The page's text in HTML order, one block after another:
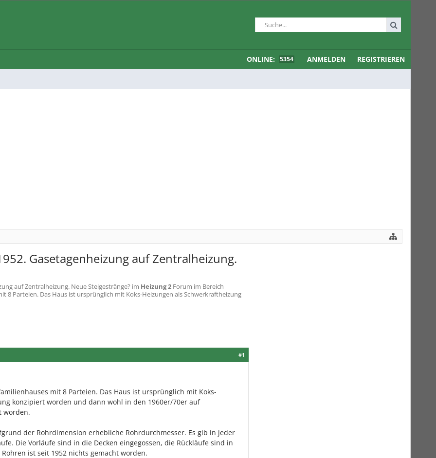
ONLINE: 5354 ANMELDEN REGISTRIEREN
Gasetagenheizung auf Zentralheizung.
auf Zentralheizung. Neue Steigestränge? im Heizung 2 Forum im Bereich
8 Parteien. Das Haus ist ursprünglich mit Koks-Heizungen als Schwerkraftheizung
#1
mit 8 Parteien. Das Haus ist ursprünglich mit Koks-
konzipiert worden und dann wohl in den 1960er/70er auf
worden.
der Rohrdimension erhebliche Rohrdurchmesser. Es gib in jeder
Die Vorläufe sind in die Decken eingegossen, die Rückläufe sind in
ist seit 1952 nichts gemacht worden.